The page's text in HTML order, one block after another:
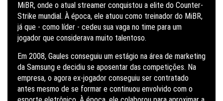
MiBR, onde o atual streamer conquistou a elite do Counter-
Strike mundial. À época, ele atuou como treinador do MiBR,
já que - como líder - cedeu sua vaga no time para um
jogador que considerava muito talentoso.
Em 2008, Gaules conseguiu um estágio na área de marketing
da Samsung e decidiu se aposentar das competições. Na
empresa, o agora ex-jogador conseguiu ser contratado
antes mesmo de se formar e continuou envolvido com o